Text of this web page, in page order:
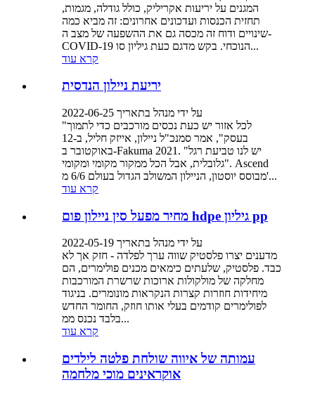
המגנים על יריעות אקריליק, כולל גודלה, מגמות,
תחזית הכנסות ועדכונים אחרונים: זה מביא כמה
שינויים ודוח זה מכסה גם את ההשפעה של מצב ה-
COVID-19 הנוכחי. בקש מדגם כעת גיליון סו...
קרא עוד
יריעת ניילון הנדסית
על ידי מנהל בתאריך 2022-06-25
"לכל אזור יש כעת נכסים מורכבים כדי לתמוך
בעסק", אמר סמנכ"ל ניילון, אייזק חליל, ב-12
באוקטובר ב-Fakuma 2021. "יש לנו טביעת רגל
גלובלית, אבל הכל ממקור מקומי ומקומי". Ascend
מבוסס יוסטון, הניילון המשולב הגדול בעולם 6/6 מ'...
קרא עוד
מחיר מפעל סין ניילון פום hdpe גיליון pp
על ידי מנהל בתאריך 2022-05-19
מדענים יצרו פלסטיק שווה ערך לפלדה - חזק אך לא
כבד. פלסטיק, שלעתים כימאים מכנים פולימרים, הם
מחלקה של מולקולות ארוכות שרשרת המורכבות
מיחידות חוזרות קצרות הנקראות מונומרים. בניגוד
לפולימרים קודמים בעלי אותו חוזק, החומר החדש
בלבד נכנס ממ...
קרא עוד
עמותה של איווה שולחת פלטה לילדים
אוקראינים מוכי מלחמה